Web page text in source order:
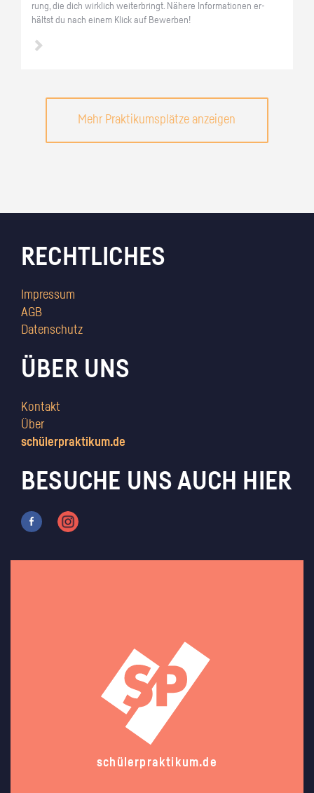
rung, die dich wirk­lich wei­ter­bringt. Nä­he­re In­for­ma­tio­nen er­
hältst du nach einem Klick auf Be­wer­ben!
Mehr Praktikumsplätze anzeigen
RECHTLICHES
Impressum
AGB
Datenschutz
ÜBER UNS
Kontakt
Über
schülerpraktikum.de
BESUCHE UNS AUCH HIER
schülerpraktikum.de